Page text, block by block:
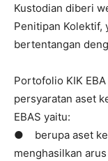
Kustodian diberi
Penitipan Kolektif,
bertentangan
Portofolio KIK
persyaratan aset
EBAS yaitu:
● berupa aset
menghasilkan arus